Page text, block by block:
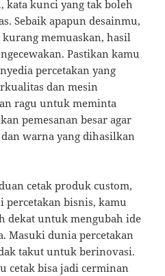
kata kunci yang tak boleh
Sebaik apapun desainmu,
memuaskan, hasil
Pastikan kamu
percetakan yang
dan mesin
ragu untuk meminta
pemesanan besar agar
warna yang dihasilkan
cetak produk custom,
percetakan bisnis, kamu
dekat untuk mengubah ide
Masuki dunia percetakan
takut untuk berinovasi.
cetak bisa jadi cerminan